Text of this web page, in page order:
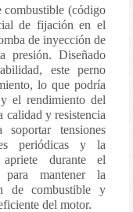
combustible (código
de fijación en el
de inyección de
presión. Diseñado
este perno
lo que podría
el rendimiento del
calidad y resistencia
tensiones
periódicas y la
durante el
para mantener la
de combustible y
del motor.